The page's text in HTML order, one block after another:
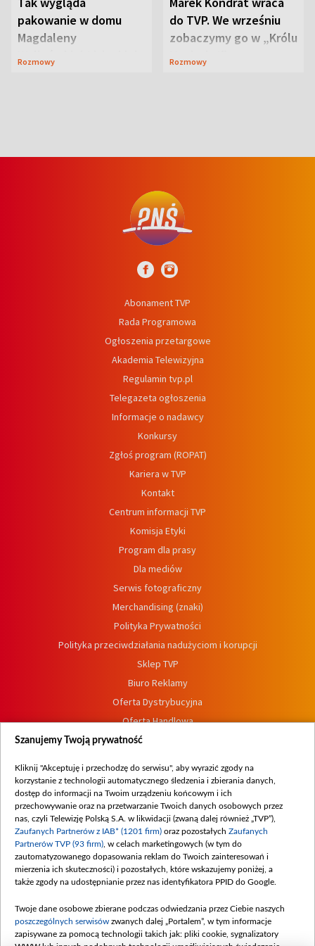
pakowanie w domu
Magdaleny
Waligórskiej-Lisieckiej.
Rozmowy
do TVP. We wrześniu
zobaczymy go w „Królu
Maciusiu I”
Rozmowy
Abonament TVP
Rada Programowa
Ogłoszenia przetargowe
Akademia Telewizyjna
Regulamin tvp.pl
Telegazeta ogłoszenia
Informacje o nadawcy
Konkursy
Zgłoś program (ROPAT)
Kariera w TVP
Kontakt
Centrum informacji TVP
Komisja Etyki
Program dla prasy
Dla mediów
Serwis fotograficzny
Merchandising (znaki)
Polityka Prywatności
Polityka przeciwdziałania nadużyciom i korupcji
Sklep TVP
Biuro Reklamy
Oferta Dystrybucyjna
Oferta Handlowa
Dostępność
Procedura zgłoszeń wewnętrznych
Szanujemy Twoją prywatność
Kliknij "Akceptuję i przechodzę do serwisu", aby wyrazić zgody na
korzystanie z technologii automatycznego śledzenia i zbierania danych,
dostęp do informacji na Twoim urządzeniu końcowym i ich
przechowywanie oraz na przetwarzanie Twoich danych osobowych przez
nas, czyli Telewizję Polską S.A. w likwidacji (zwaną dalej również „TVP”),
Zaufanych Partnerów z IAB* (1201 firm) oraz pozostałych Zaufanych
Partnerów TVP (93 firm) , w celach marketingowych (w tym do
zautomatyzowanego dopasowania reklam do Twoich zainteresowań i
mierzenia ich skuteczności) i pozostałych, które wskazujemy poniżej, a
także zgody na udostępnianie przez nas identyfikatora PPID do Google.
Twoje dane osobowe zbierane podczas odwiedzania przez Ciebie naszych
poszczególnych serwisów zwanych dalej „Portalem”, w tym informacje
zapisywane za pomocą technologii takich jak: pliki cookie, sygnalizatory